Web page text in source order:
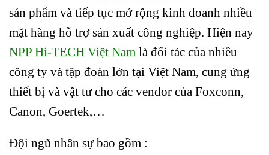
sản phẩm và tiếp tục mở rộng kinh doanh nhiều
mặt hàng hỗ trợ sản xuất công nghiệp. Hiện nay
NPP Hi-TECH Việt Nam là đối tác của nhiều
công ty và tập đoàn lớn tại Việt Nam, cung ứng
thiết bị và vật tư cho các vendor của Foxconn,
Canon, Goertek,…
Đội ngũ nhân sự bao gồm :